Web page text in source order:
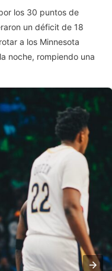
los 30 puntos de
un déficit de 18
a los Minnesota
noche, rompiendo una